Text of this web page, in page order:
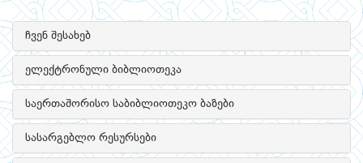
ჩვენ შესახებ
ელექტრონული ბიბლიოთეკა
საერთაშორისო საბიბლიოთეკო ბაზები
სასარგებლო რესურსები